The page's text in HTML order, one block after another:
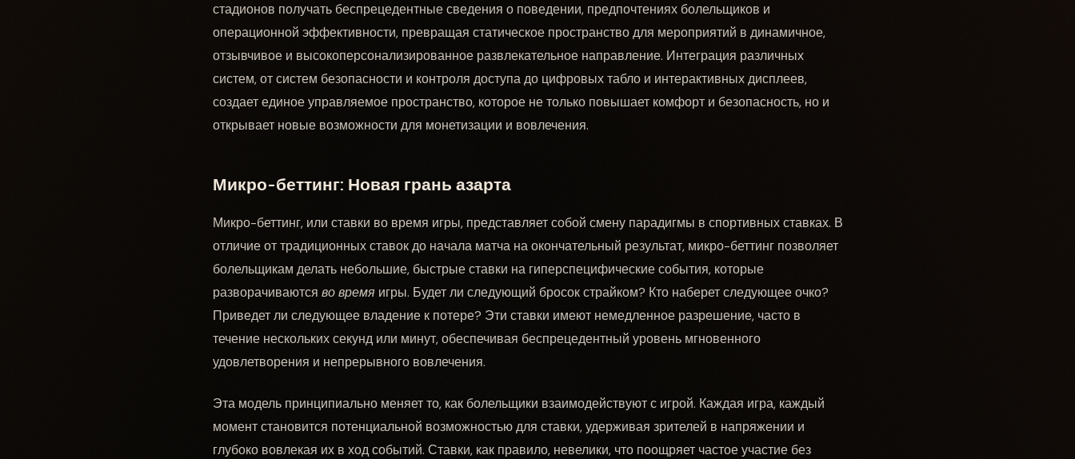
стадионов получать беспрецедентные сведения о поведении, предпочтениях болельщиков и
операционной эффективности, превращая статическое пространство для мероприятий в динамичное,
отзывчивое и высокоперсонализированное развлекательное направление. Интеграция различных
систем, от систем безопасности и контроля доступа до цифровых табло и интерактивных дисплеев,
создает единое управляемое пространство, которое не только повышает комфорт и безопасность, но и
открывает новые возможности для монетизации и вовлечения.
Микро-беттинг: Новая грань азарта
Микро-беттинг, или ставки во время игры, представляет собой смену парадигмы в спортивных ставках. В
отличие от традиционных ставок до начала матча на окончательный результат, микро-беттинг позволяет
болельщикам делать небольшие, быстрые ставки на гиперспецифические события, которые
разворачиваются во времяигры. Будет ли следующий бросок страйком? Кто наберет следующее очко?
Приведет ли следующее владение к потере? Эти ставки имеют немедленное разрешение, часто в
течение нескольких секунд или минут, обеспечивая беспрецедентный уровень мгновенного
удовлетворения и непрерывного вовлечения.
Эта модель принципиально меняет то, как болельщики взаимодействуют с игрой. Каждая игра, каждый
момент становится потенциальной возможностью для ставки, удерживая зрителей в напряжении и
глубоко вовлекая их в ход событий. Ставки, как правило, невелики, что поощряет частое участие без